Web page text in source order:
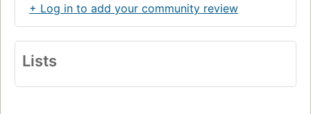
+ Log in to add your community review
Lists